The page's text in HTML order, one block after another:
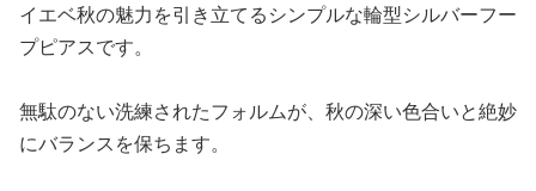
イエベ秋の魅力を引き立てるシンプルな輪型シルバーフー
プピアスです。
無駄のない洗練されたフォルムが、秋の深い色合いと絶妙
にバランスを保ちます。